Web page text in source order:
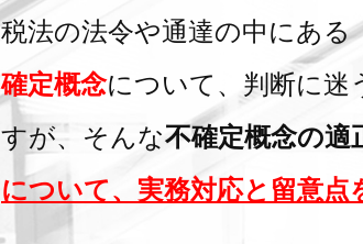
税法の法令や通達の中にある
確定概念について、判断に迷
すが、そんな不確定概念の適
について、実務対応と留意点